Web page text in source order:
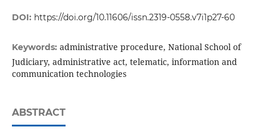
DOI: https://doi.org/10.11606/issn.2319-0558.v7i1p27-60
Keywords: administrative procedure, National School of
Judiciary, administrative act, telematic, information and
communication technologies
ABSTRACT